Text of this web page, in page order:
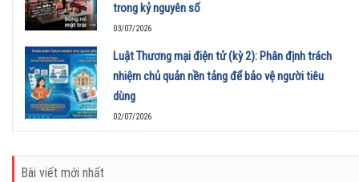
trong kỷ nguyên số
03/07/2026
Luật Thương mại điện tử (kỳ 2): Phân định trách
nhiệm chủ quản nền tảng để bảo vệ người tiêu
dùng
02/07/2026
Bài viết mới nhất